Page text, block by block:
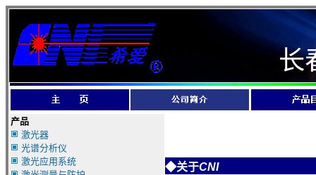
长
产品
激光器
光谱分析仪
激光应用系统
◆关于CNI